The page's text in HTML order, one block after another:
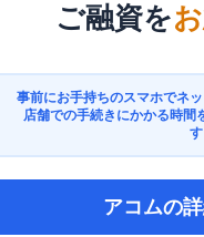
ご融資を
事前にお手持ちのスマホでネ
店舗での手続きにかかる時間
す
アコムの